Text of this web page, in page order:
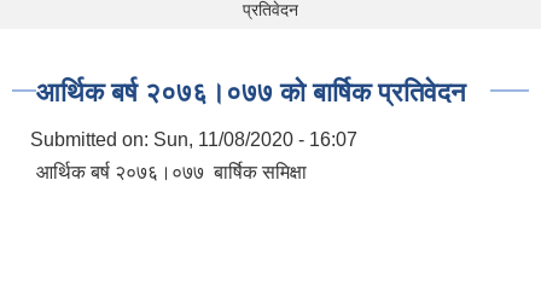
प्रतिवेदन
आर्थिक बर्ष २०७६।०७७ को बार्षिक प्रतिवेदन
Submitted on: Sun, 11/08/2020 - 16:07
आर्थिक बर्ष २०७६।०७७ बार्षिक समिक्षा